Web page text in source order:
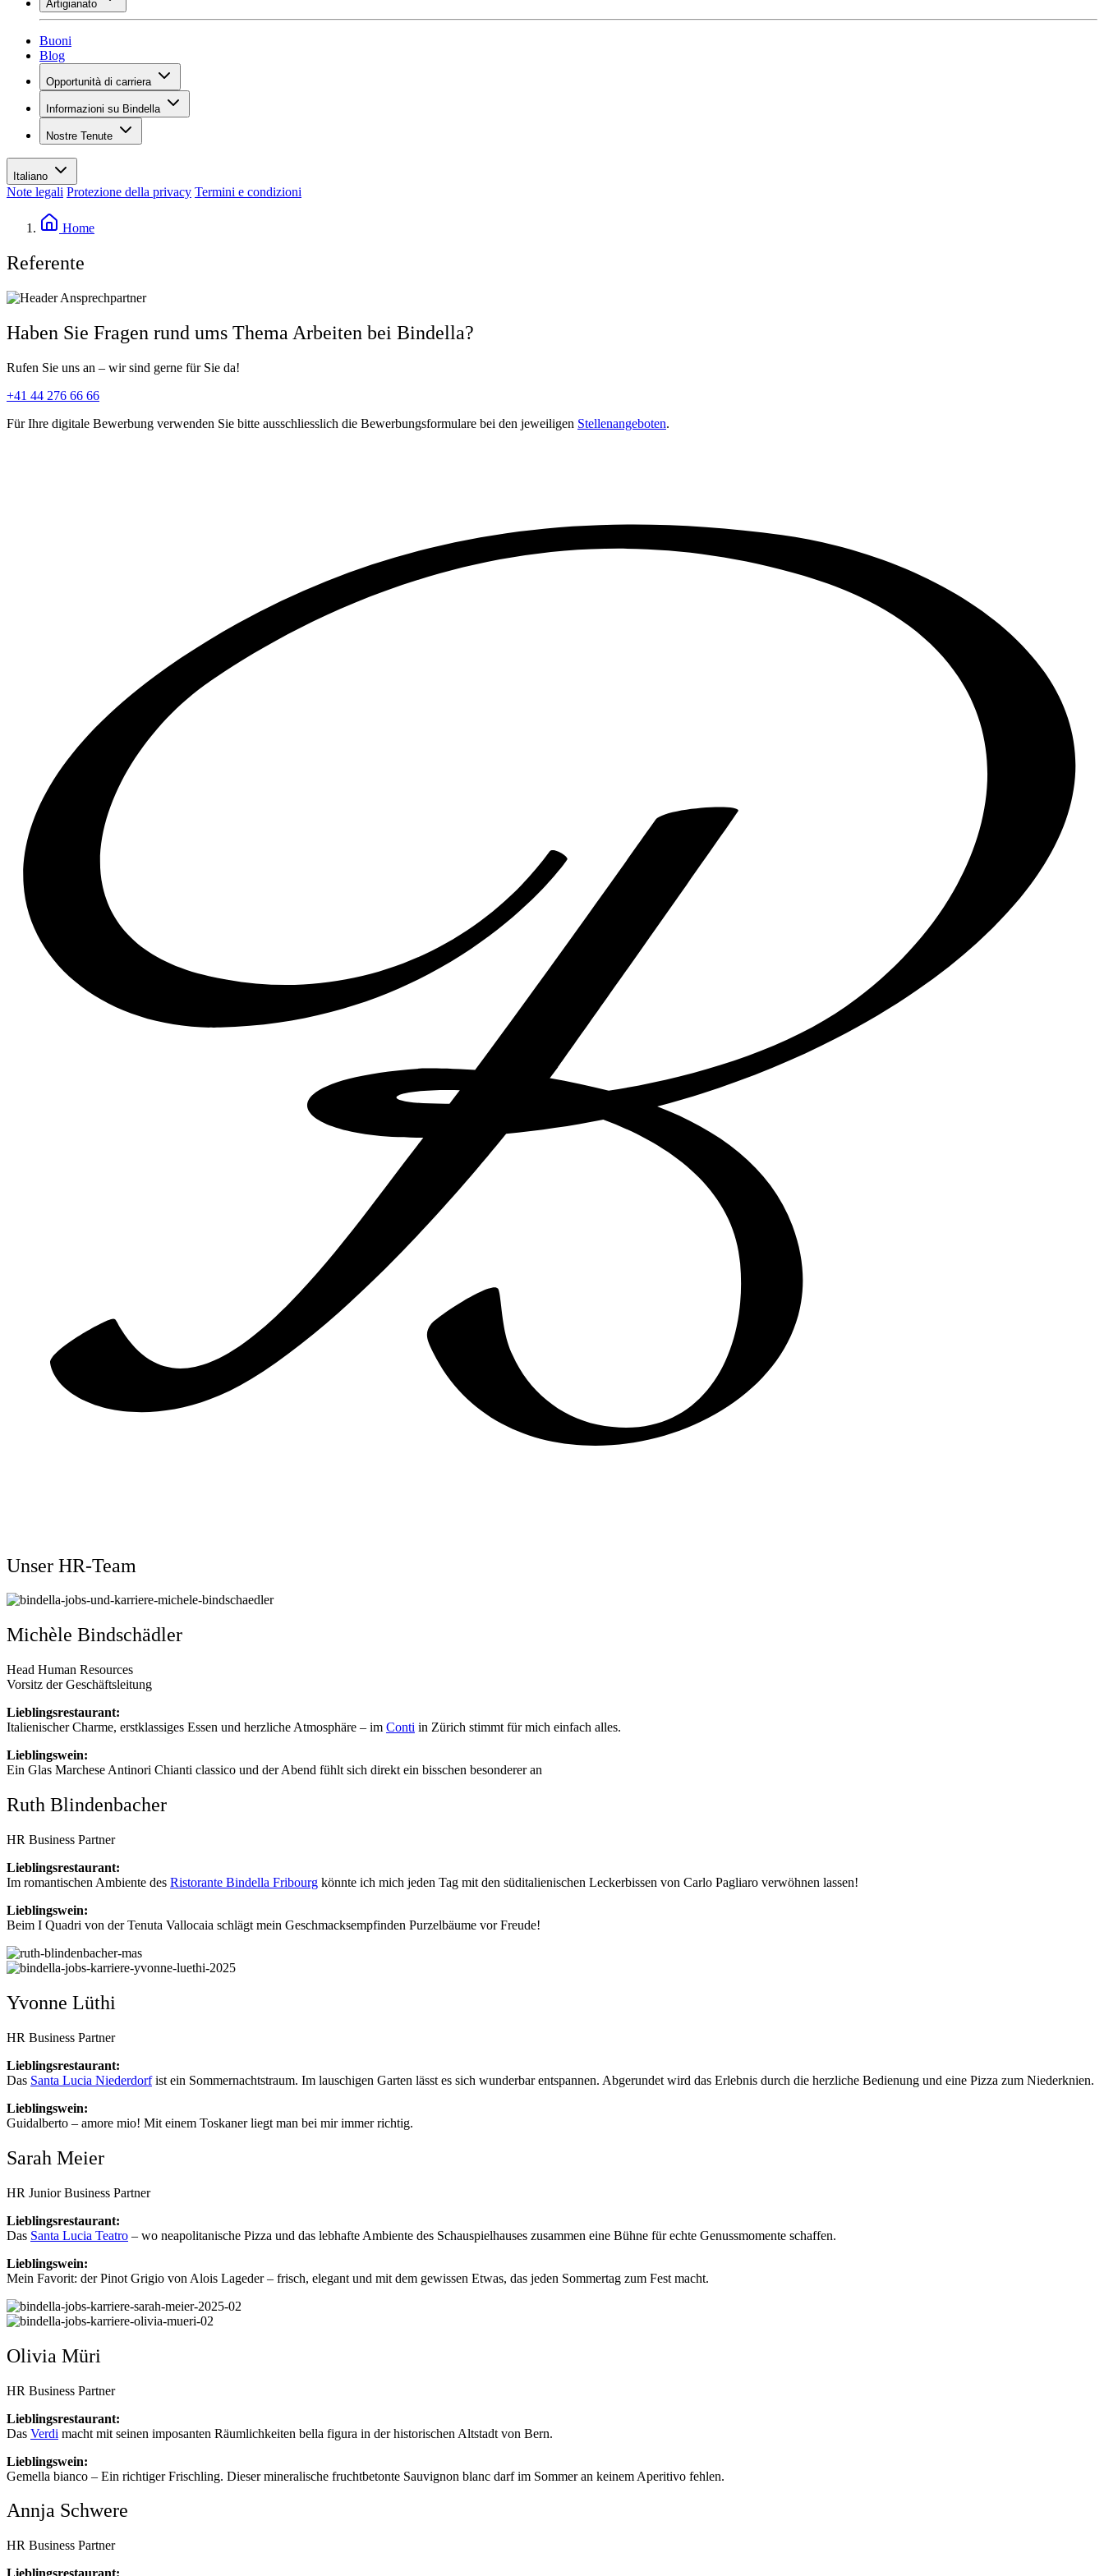
Assortimento
Conoscenza del vino
Artigianato
Panoramica
Buoni
Blog
Opportunità di carriera
Posti vacanti
I tuoi vantaggi
Valori
Informazioni su Bindella
Panoramica
Storia
Les Moby Dicks
Contatti
Sostenibilità
Nostre Tenute
Italiano
Note legali Protezione della privacy Termini e condizioni
Home
Referente
Haben Sie Fragen rund ums Thema Arbeiten bei Bindella?
Rufen Sie uns an – wir sind gerne für Sie da!
+41 44 276 66 66
Für Ihre digitale Bewerbung verwenden Sie bitte ausschliesslich die Bewerbungsformulare bei den jeweiligen Stellenangeboten.
Unser HR-Team
Michèle Bindschädler
Head Human Resources
Vorsitz der Geschäftsleitung
Lieblingsrestaurant:
Italienischer Charme, erstklassiges Essen und herzliche Atmosphäre – im Conti in Zürich stimmt für mich einfach alles.
Lieblingswein:
Ein Glas Marchese Antinori Chianti classico und der Abend fühlt sich direkt ein bisschen besonderer an
Ruth Blindenbacher
HR Business Partner
Lieblingsrestaurant:
Im romantischen Ambiente des Ristorante Bindella Fribourg könnte ich mich jeden Tag mit den süditalienischen Leckerbissen von Carlo Pagliaro verwöhnen lassen!
Lieblingswein:
Beim I Quadri von der Tenuta Vallocaia schlägt mein Geschmacksempfinden Purzelbäume vor Freude!
Yvonne Lüthi
HR Business Partner
Lieblingsrestaurant:
Das Santa Lucia Niederdorfist ein Sommernachtstraum. Im lauschigen Garten lässt es sich wunderbar entspannen. Abgerundet wird das Erlebnis durch die herzliche Bedienung und eine Pizza zum Niederknien.
Lieblingswein:
Guidalberto – amore mio! Mit einem Toskaner liegt man bei mir immer richtig.
Sarah Meier
HR Junior Business Partner
Lieblingsrestaurant:
Das Santa Lucia Teatro – wo neapolitanische Pizza und das lebhafte Ambiente des Schauspielhauses zusammen eine Bühne für echte Genussmomente schaffen.
Lieblingswein:
Mein Favorit: der Pinot Grigio von Alois Lageder – frisch, elegant und mit dem gewissen Etwas, das jeden Sommertag zum Fest macht.
Olivia Müri
HR Business Partner
Lieblingsrestaurant:
Das Verdi macht mit seinen imposanten Räumlichkeiten bella figura in der historischen Altstadt von Bern.
Lieblingswein:
Gemella bianco – Ein richtiger Frischling. Dieser mineralische fruchtbetonte Sauvignon blanc darf im Sommer an keinem Aperitivo fehlen.
Annja Schwere
HR Business Partner